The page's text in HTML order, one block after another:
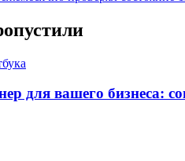
для вашего бизнеса: